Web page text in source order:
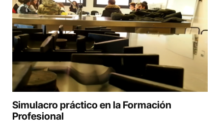
Simulacro práctico en la Formación
Profesional